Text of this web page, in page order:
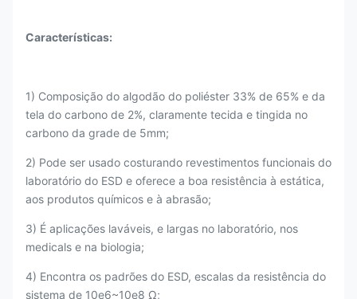
Características:
1) Composição do algodão do poliéster 33% de 65% e da
tela do carbono de 2%, claramente tecida e tingida no
carbono da grade de 5mm;
2) Pode ser usado costurando revestimentos funcionais do
laboratório do ESD e oferece a boa resistência à estática,
aos produtos químicos e à abrasão;
3) É aplicações laváveis, e largas no laboratório, nos
medicals e na biologia;
4) Encontra os padrões do ESD, escalas da resistência do
sistema de 10e6~10e8 Ω;